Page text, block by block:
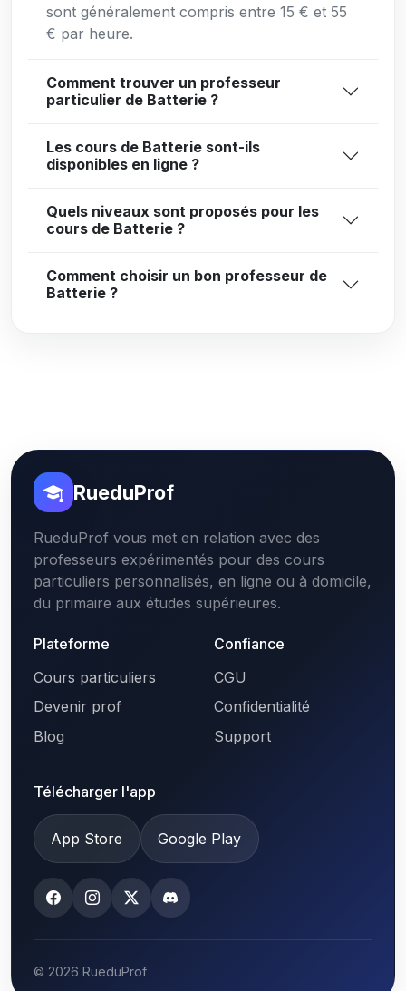
sont généralement compris entre 15 € et 55
€ par heure.
Comment trouver un professeur
particulier de Batterie ?
Les cours de Batterie sont-ils
disponibles en ligne ?
Quels niveaux sont proposés pour les
cours de Batterie ?
Comment choisir un bon professeur de
Batterie ?
RueduProf
RueduProf vous met en relation avec des
professeurs expérimentés pour des cours
particuliers personnalisés, en ligne ou à domicile,
du primaire aux études supérieures.
Plateforme
Cours particuliers
Devenir prof
Blog
Confiance
CGU
Confidentialité
Support
Télécharger l'app
App Store Google Play
© 2026 RueduProf